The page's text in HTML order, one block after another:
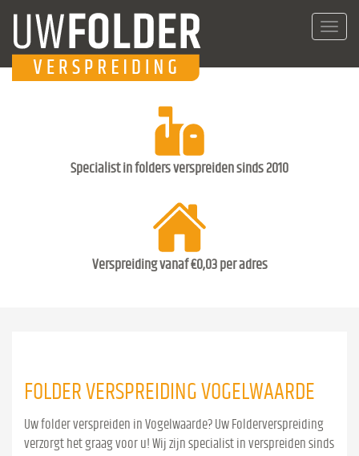
Specialist in folders verspreiden sinds 2010
Verspreiding vanaf €0,03 per adres
FOLDER VERSPREIDING VOGELWAARDE
Uw folder verspreiden in Vogelwaarde? Uw Folderverspreiding
verzorgt het graag voor u! Wij zijn specialist in verspreiden sinds